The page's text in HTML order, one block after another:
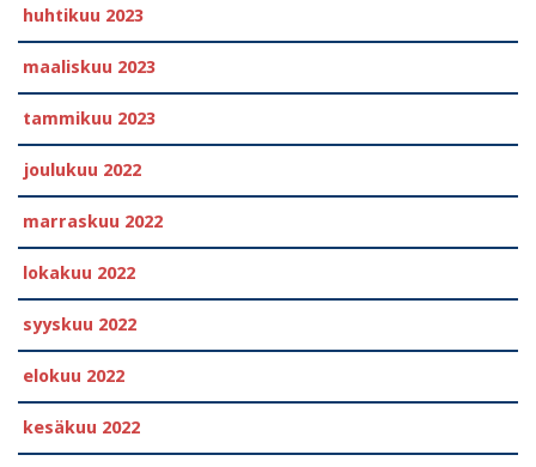
huhtikuu 2023
maaliskuu 2023
tammikuu 2023
joulukuu 2022
marraskuu 2022
lokakuu 2022
syyskuu 2022
elokuu 2022
kesäkuu 2022